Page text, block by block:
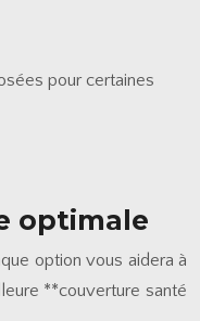
pour certaines
optimale
option vous aidera à
**couverture santé